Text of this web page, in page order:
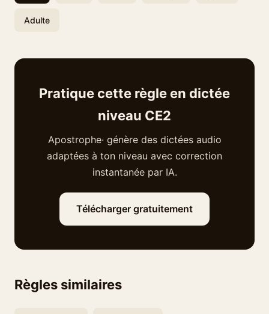
Adulte
Pratique cette règle en dictée
niveau CE2
Apostrophe· génère des dictées audio
adaptées à ton niveau avec correction
instantanée par IA.
Télécharger gratuitement
Règles similaires